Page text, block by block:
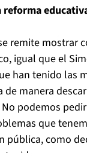
remite mostrar
igual que el
han tenido las
de manera
podemos
que
pública, como